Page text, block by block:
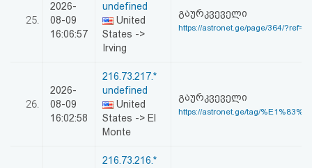
25.
2026-
08-09
16:06:57
undefined
United
States ->
Irving
გაურკვეველი
https://astronet.ge/page/364/
26.
2026-
08-09
16:02:58
216.73.217.*
undefined
United
States -> El
Monte
გაურკვეველი
https://astronet.ge/tag/
216.73.216.*